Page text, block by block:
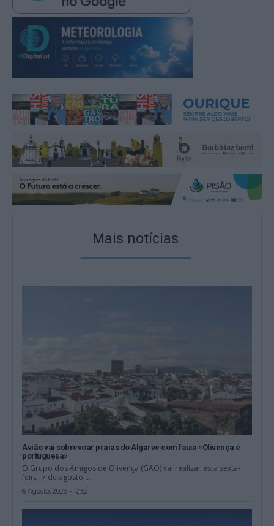
Mais notícias
Avião vai sobrevoar praias do Algarve com faixa «Olivença é
portuguesa»
O Grupo dos Amigos de Olivença (GAO) vai realizar esta sexta-
feira, 7 de agosto,...
6 Agosto, 2026 - 12:52